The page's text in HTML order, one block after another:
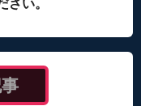
い。